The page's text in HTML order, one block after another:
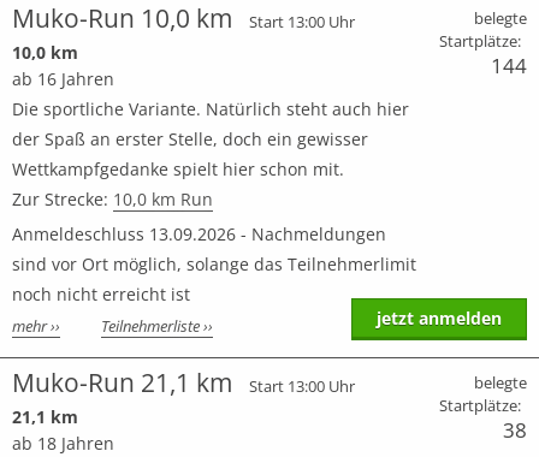
Muko-Run 10,0 km Start 13:00 Uhr
10,0 km
ab 16 Jahren
Die sportliche Variante. Natürlich steht auch hier
der Spaß an erster Stelle, doch ein gewisser
Wettkampfgedanke spielt hier schon mit.
Zur Strecke: 10,0 km Run
Anmeldeschluss 13.09.2026 - Nachmeldungen
sind vor Ort möglich, solange das Teilnehmerlimit
noch nicht erreicht ist
mehr ›› Teilnehmerliste ››
belegte
Startplätze:
144
jetzt anmelden
Muko-Run 21,1 km Start 13:00 Uhr
21,1 km
ab 18 Jahren
belegte
Startplätze:
38